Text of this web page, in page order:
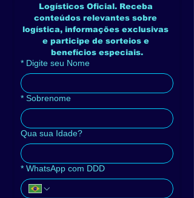
Logísticos Oficial. Receba
conteúdos relevantes sobre
logística, informações exclusivas
e participe de sorteios e
benefícios especiais.
* Digite seu Nome
* Sobrenome
Qua sua Idade?
* WhatsApp com DDD